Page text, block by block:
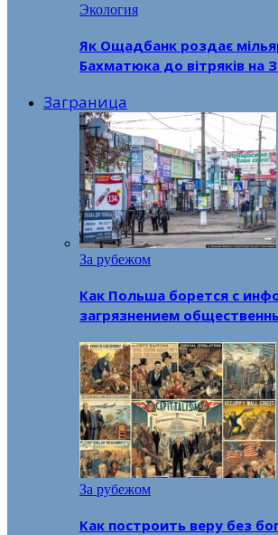
Экология
Як Ощадбанк роздає
Бахматюка до вітряків на
Заграница
За рубежом
Как Польша борется с
загрязнением
За рубежом
Как построить веру без